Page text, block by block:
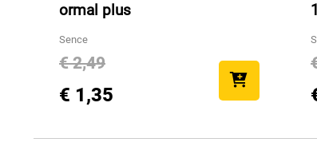
ormal plus
Sence
€ 2,49
€ 1,35